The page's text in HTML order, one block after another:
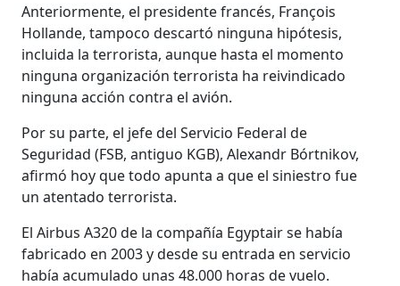
Anteriormente, el presidente francés, François
Hollande, tampoco descartó ninguna hipótesis,
incluida la terrorista, aunque hasta el momento
ninguna organización terrorista ha reivindicado
ninguna acción contra el avión.
Por su parte, el jefe del Servicio Federal de
Seguridad (FSB, antiguo KGB), Alexandr Bórtnikov,
afirmó hoy que todo apunta a que el siniestro fue
un atentado terrorista.
El Airbus A320 de la compañía Egyptair se había
fabricado en 2003 y desde su entrada en servicio
había acumulado unas 48.000 horas de vuelo.